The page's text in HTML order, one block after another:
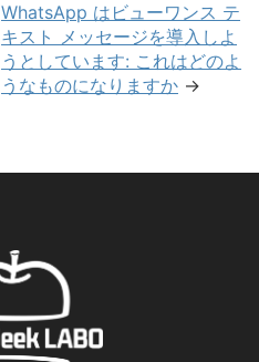
WhatsApp はビューワンス テ
キスト メッセージを導入しよ
うとしています: これはどのよ
うなものになりますか →